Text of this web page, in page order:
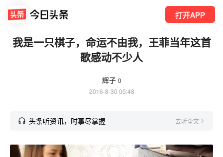
打开APP
我是一只棋子，命运不由我，王菲当年这首
歌感动不少人
辉子 0
2016-8-30 05:48
头条听资讯，时事尽掌握 去听全文